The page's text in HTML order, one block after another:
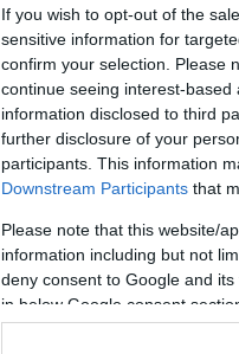
If you wish to opt-out of the
sensitive information for
confirm your selection. Please
continue seeing interest-
information disclosed to third
further disclosure of your
participants. This information
Downstream Participants that
Please note that this website/
information including but not
deny consent to Google and
in below Google consent